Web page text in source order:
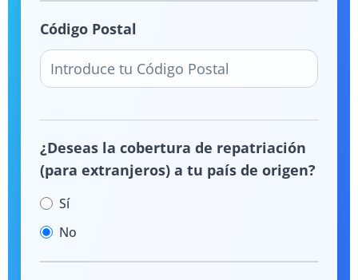
Código Postal
¿Deseas la cobertura de repatriación
(para extranjeros) a tu país de origen?
Sí
No